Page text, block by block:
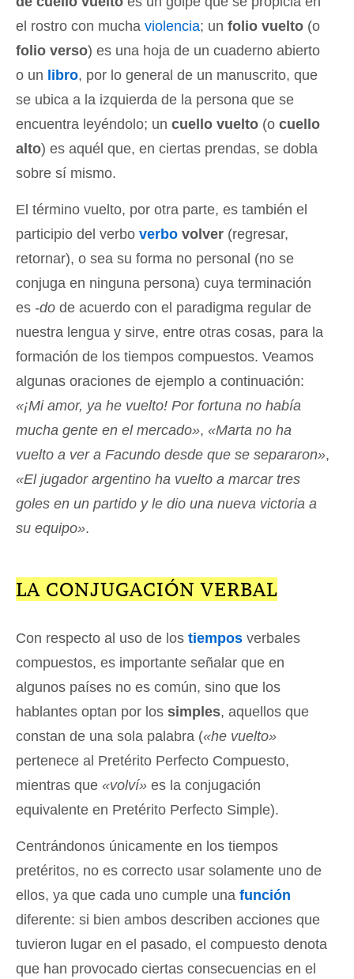
el rostro con mucha violencia; un folio vuelto (o
folio verso) es una hoja de un cuaderno abierto
o un libro, por lo general de un manuscrito, que
se ubica a la izquierda de la persona que se
encuentra leyéndolo; un cuello vuelto (o cuello
alto) es aquél que, en ciertas prendas, se dobla
sobre sí mismo.
El término vuelto, por otra parte, es también el
participio del verbo verbo volver (regresar,
retornar), o sea su forma no personal (no se
conjuga en ninguna persona) cuya terminación
es -do de acuerdo con el paradigma regular de
nuestra lengua y sirve, entre otras cosas, para la
formación de los tiempos compuestos. Veamos
algunas oraciones de ejemplo a continuación:
«¡Mi amor, ya he vuelto! Por fortuna no había
mucha gente en el mercado», «Marta no ha
vuelto a ver a Facundo desde que se separaron»,
«El jugador argentino ha vuelto a marcar tres
goles en un partido y le dio una nueva victoria a
su equipo».
LA CONJUGACIÓN VERBAL
Con respecto al uso de los tiempos verbales
compuestos, es importante señalar que en
algunos países no es común, sino que los
hablantes optan por los simples, aquellos que
constan de una sola palabra («he vuelto»
pertenece al Pretérito Perfecto Compuesto,
mientras que «volví» es la conjugación
equivalente en Pretérito Perfecto Simple).
Centrándonos únicamente en los tiempos
pretéritos, no es correcto usar solamente uno de
ellos, ya que cada uno cumple una función
diferente: si bien ambos describen acciones que
tuvieron lugar en el pasado, el compuesto denota
que han provocado ciertas consecuencias en el